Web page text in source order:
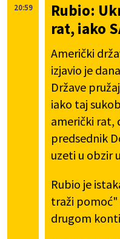
20:59
Rubio:
rat, iako
Američki
izjavio je
Države
iako taj
američki rat,
predsednik
uzeti u obzir
Rubio je
traži pomoć"
drugom